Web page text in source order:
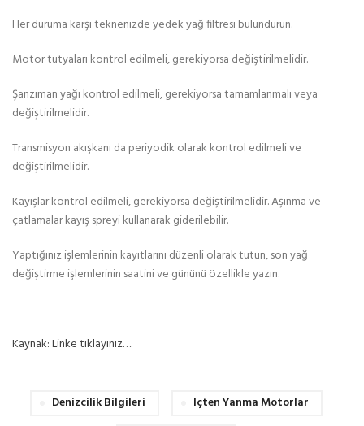
Her duruma karşı teknenizde yedek yağ filtresi bulundurun.
Motor tutyaları kontrol edilmeli, gerekiyorsa değiştirilmelidir.
Şanzıman yağı kontrol edilmeli, gerekiyorsa tamamlanmalı veya
değiştirilmelidir.
Transmisyon akışkanı da periyodik olarak kontrol edilmeli ve
değiştirilmelidir.
Kayışlar kontrol edilmeli, gerekiyorsa değiştirilmelidir. Aşınma ve
çatlamalar kayış spreyi kullanarak giderilebilir.
Yaptığınız işlemlerinin kayıtlarını düzenli olarak tutun, son yağ
değiştirme işlemlerinin saatini ve gününü özellikle yazın.
Kaynak: Linke tıklayınız….
Denizcilik Bilgileri
Içten Yanma Motorlar